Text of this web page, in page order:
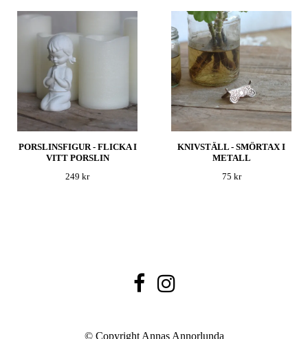
PORSLINSFIGUR - FLICKA I
VITT PORSLIN
249 kr
KNIVSTÄLL - SMÖRTAX I
METALL
75 kr
© Copyright Annas Annorlunda